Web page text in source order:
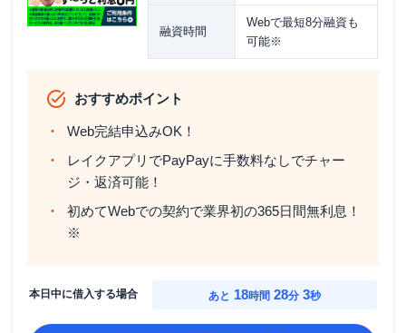
融資時間
Webで最短8分融資も
可能※
おすすめポイント
Web完結申込みOK！
レイクアプリでPayPayに手数料なしでチャー
ジ・返済可能！
初めてWebでの契約で業界初の365日間無利息！
※
本日中に借入する場合 あと 18時間 28分 2秒